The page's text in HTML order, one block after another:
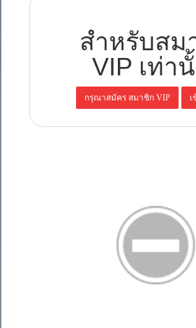
สำหรับสม
VIP เท่า